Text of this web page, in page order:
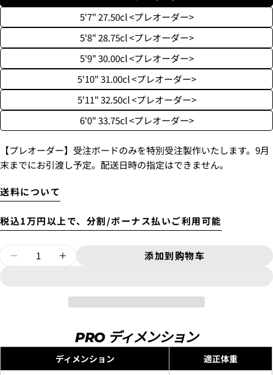
5'7" 27.50cl <プレオーダー>
5'8" 28.75cl <プレオーダー>
5'9" 30.00cl <プレオーダー>
5'10" 31.00cl <プレオーダー>
5'11" 32.50cl <プレオーダー>
6'0" 33.75cl <プレオーダー>
【プレオーダー】受注ボードのみを特別受注製作いたします。9月
末までにお引渡し予定。配送日時の指定はできません。
送料について
税込1万円以上で、分割/ボーナス払いご利用可能
数
量 减少5&#39;6&QUOT; SUB DRIVER 2.0
增加5&#39;6&QUOT; SUB DRIVER
添加到购物车
PRO ディメンション
ディメンション
適正体重